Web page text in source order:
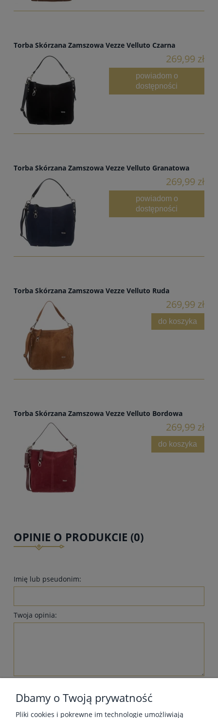
Torba Skórzana Zamszowa Vezze Velluto Czarna
269,99 zł
powiadom o
dostępności
Torba Skórzana Zamszowa Vezze Velluto Granatowa
269,99 zł
powiadom o
dostępności
Torba Skórzana Zamszowa Vezze Velluto Ruda
269,99 zł
do koszyka
Torba Skórzana Zamszowa Vezze Velluto Bordowa
269,99 zł
do koszyka
OPINIE O PRODUKCIE (0)
Imię lub pseudonim:
Twoja opinia:
Dbamy o Twoją prywatność
Pliki cookies i pokrewne im technologie umożliwiają